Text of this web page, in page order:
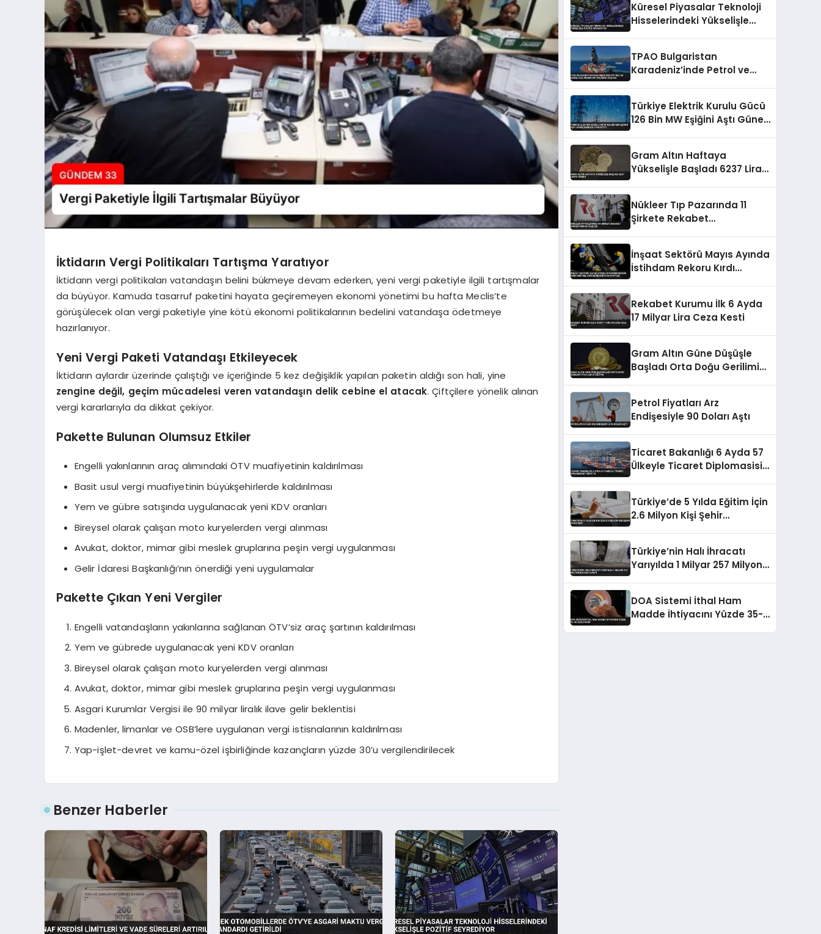
İktidarın Vergi Politikaları Tartışma Yaratıyor
İktidarın vergi politikaları vatandaşın belini bükmeye devam ederken, yeni vergi paketiyle ilgili tartışmalar
da büyüyor. Kamuda tasarruf paketini hayata geçiremeyen ekonomi yönetimi bu hafta Meclis’te
görüşülecek olan vergi paketiyle yine kötü ekonomi politikalarının bedelini vatandaşa ödetmeye
hazırlanıyor.
Yeni Vergi Paketi Vatandaşı Etkileyecek
İktidarın aylardır üzerinde çalıştığı ve içeriğinde 5 kez değişiklik yapılan paketin aldığı son hali, yine
zengine değil, geçim mücadelesi veren vatandaşın delik cebine el atacak. Çiftçilere yönelik alınan
vergi kararlarıyla da dikkat çekiyor.
Pakette Bulunan Olumsuz Etkiler
Engelli yakınlarının araç alımındaki ÖTV muafiyetinin kaldırılması
Basit usul vergi muafiyetinin büyükşehirlerde kaldırılması
Yem ve gübre satışında uygulanacak yeni KDV oranları
Bireysel olarak çalışan moto kuryelerden vergi alınması
Avukat, doktor, mimar gibi meslek gruplarına peşin vergi uygulanması
Gelir İdaresi Başkanlığı’nın önerdiği yeni uygulamalar
Pakette Çıkan Yeni Vergiler
Engelli vatandaşların yakınlarına sağlanan ÖTV’siz araç şartının kaldırılması
Yem ve gübrede uygulanacak yeni KDV oranları
Bireysel olarak çalışan moto kuryelerden vergi alınması
Avukat, doktor, mimar gibi meslek gruplarına peşin vergi uygulanması
Asgari Kurumlar Vergisi ile 90 milyar liralık ilave gelir beklentisi
Madenler, limanlar ve OSB’lere uygulanan vergi istisnalarının kaldırılması
Yap-işlet-devret ve kamu-özel işbirliğinde kazançların yüzde 30’u vergilendirilecek
Benzer Haberler
Küresel Piyasalar Teknoloji
Hisselerindeki Yükselişle
TPAO Bulgaristan
Karadeniz’inde Petrol ve
Türkiye Elektrik Kurulu Gücü
126 Bin MW Eşiğini Aştı Güneş
Gram Altın Haftaya
Yükselişle Başladı 6237 Lirayı
Nükleer Tıp Pazarında 11
Şirkete Rekabet
İnşaat Sektörü Mayıs Ayında
İstihdam Rekoru Kırdı
Rekabet Kurumu İlk 6 Ayda
17 Milyar Lira Ceza Kesti
Gram Altın Güne Düşüşle
Başladı Orta Doğu Gerilimi
Petrol Fiyatları Arz
Endişesiyle 90 Doları Aştı
Ticaret Bakanlığı 6 Ayda 57
Ülkeyle Ticaret Diplomasisi
Türkiye’de 5 Yılda Eğitim İçin
2.6 Milyon Kişi Şehir
Türkiye’nin Halı İhracatı
Yarıyılda 1 Milyar 257 Milyon
DOA Sistemi İthal Ham
Madde İhtiyacını Yüzde 35-